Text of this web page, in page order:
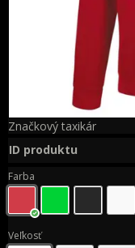
Značkový taxikár
ID produktu
Farba
Veľkosť